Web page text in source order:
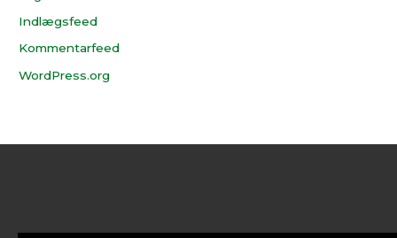
Indlægsfeed
Kommentarfeed
WordPress.org